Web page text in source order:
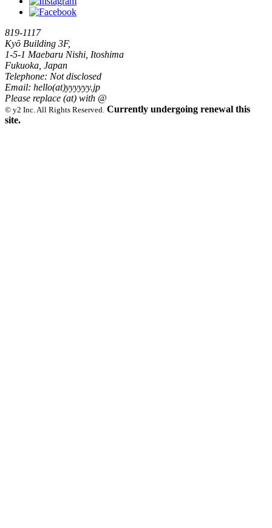
819-1117
Kyō Building 3F,
1-5-1 Maebaru Nishi, Itoshima
Fukuoka, Japan
Telephone: Not disclosed
Email: hello(at)yyyyyy.jp
Please replace (at) with @
© y2 Inc. All Rights Reserved. Currently undergoing renewal this
site.